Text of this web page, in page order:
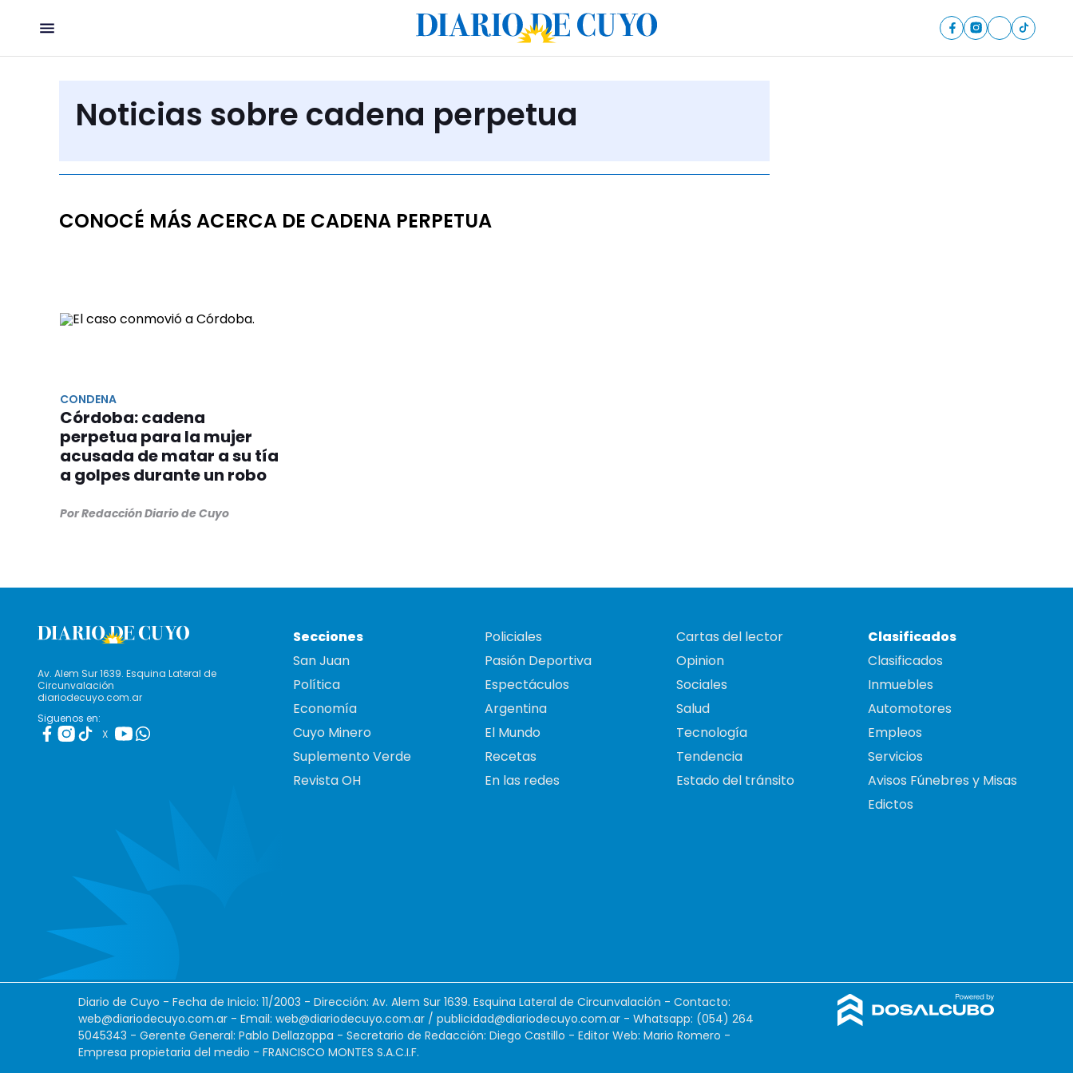
Noticias sobre cadena perpetua
CONOCÉ MÁS ACERCA DE CADENA PERPETUA
CONDENA
Córdoba: cadena
perpetua para la mujer
acusada de matar a su tía
a golpes durante un robo
Por Redacción Diario de Cuyo
Av. Alem Sur 1639. Esquina Lateral de
Circunvalación
diariodecuyo.com.ar
Siguenos en:
X
Secciones
San Juan
Política
Economía
Cuyo Minero
Suplemento Verde
Revista OH
Policiales
Pasión Deportiva
Espectáculos
Argentina
El Mundo
Recetas
En las redes
Cartas del lector
Opinion
Sociales
Salud
Tecnología
Tendencia
Estado del tránsito
Clasificados
Clasificados
Inmuebles
Automotores
Empleos
Servicios
Avisos Fúnebres y Misas
Edictos
Diario de Cuyo - Fecha de Inicio: 11/2003 - Dirección: Av. Alem Sur 1639. Esquina Lateral de Circunvalación - Contacto:
web@diariodecuyo.com.ar - Email: web@diariodecuyo.com.ar / publicidad@diariodecuyo.com.ar - Whatsapp: (054) 264
5045343 - Gerente General: Pablo Dellazoppa - Secretario de Redacción: Diego Castillo - Editor Web: Mario Romero -
Empresa propietaria del medio - FRANCISCO MONTES S.A.C.I.F.